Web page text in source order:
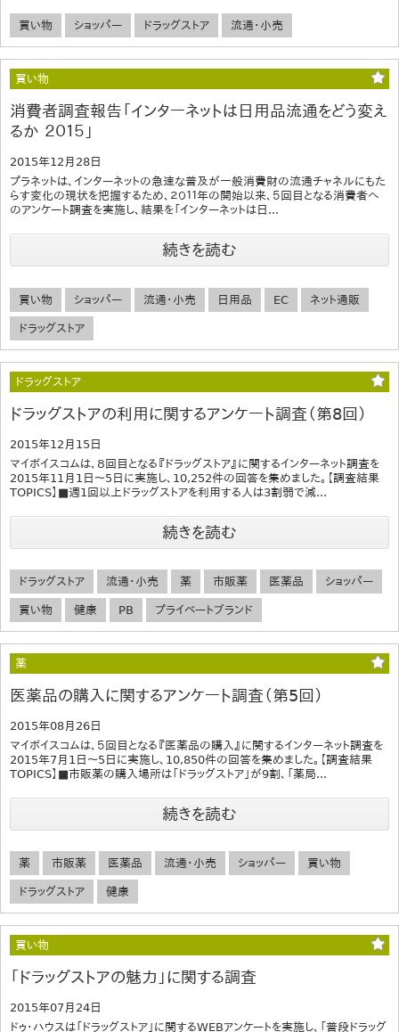
買い物 ショッパー ドラッグストア 流通・小売
買い物
消費者調査報告「インターネットは日用品流通をどう変え
るか ２０１５」
2015年12月28日
プラネットは、インターネットの急速な普及が一般消費財の流通チャネルにもた
らす変化の現状を把握するため、２０１１年の開始以来、５回目となる消費者へ
のアンケート調査を実施し、結果を「インターネットは日...
続きを読む
買い物 ショッパー 流通・小売 日用品 EC ネット通販
ドラッグストア
ドラッグストア
ドラッグストアの利用に関するアンケート調査（第8回）
2015年12月15日
マイボイスコムは、８回目となる『ドラッグストア』に関するインターネット調査を
2015年11月1日～5日に実施し、10,252件の回答を集めました。【調査結果
TOPICS】■週1回以上ドラッグストアを利用する人は3割弱で減...
続きを読む
ドラッグストア 流通・小売 薬 市販薬 医薬品 ショッパー
買い物 健康 PB プライベートブランド
薬
医薬品の購入に関するアンケート調査（第5回）
2015年08月26日
マイボイスコムは、５回目となる『医薬品の購入』に関するインターネット調査を
2015年7月1日～5日に実施し、10,850件の回答を集めました。【調査結果
TOPICS】■市販薬の購入場所は「ドラッグストア」が9割、「薬局...
続きを読む
薬 市販薬 医薬品 流通・小売 ショッパー 買い物
ドラッグストア 健康
買い物
「ドラッグストアの魅力」に関する調査
2015年07月24日
ドゥ・ハウスは「ドラッグストア」に関するWEBアンケートを実施し、「普段ドラッグ